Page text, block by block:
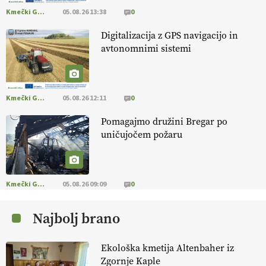
https://t.co/PAL0zlhVia
[EKOloško = LOGIČNO
aronije
v dobrem desetletju zrasla v uspešno kmetijsko in
podjetniško zgodbo.
#IMCAP #CAP https://t.co/xp1oihBDaJ
[EKOloško = LOGIČNO
v tujini
. Zato je ekološka pridelava odlična priložnost za slovenske
vinarje
. VEČ
https://t.co/XAe9EbeAbK @EUAgri #IMCAP #CAP
https://t.co/01qpoeLyNP
kmetijstva in uspešno prenovo kmetij
. VEČ
https://t.co/RRn8unbwXp @EUAgri #IMCAP #CAP
Kmečki Glas 05.08.26 13:38 0
Digitalizacija z GPS navigacijo in
avtonomnimi sistemi
Kmečki Glas 05.08.26 12:11 0
Pomagajmo družini Bregar po
uničujočem požaru
Kmečki Glas 05.08.26 09:09 0
Najbolj brano
Ekološka kmetija Altenbaher iz
Zgornje Kaple